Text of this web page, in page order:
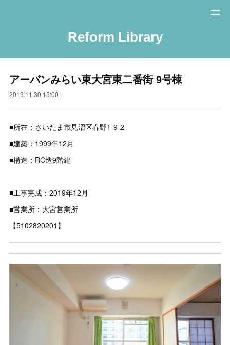
Reform Library
アーバンみらい東大宮東二番街 9号棟
2019.11.30 15:00
■所在：さいたま市見沼区春野1-9-2
■建築：1999年12月
■構造：RC造9階建
■工事完成：2019年12月
■営業所：大宮営業所
【5102820201】